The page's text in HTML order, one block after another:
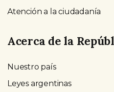
Atención a la ciudadanía
Acerca de la
Nuestro país
Leyes argentinas